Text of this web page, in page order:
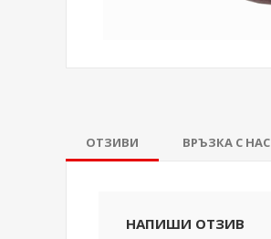
ОТЗИВИ ВРЪЗКА С НАС
НАПИШИ ОТЗИВ